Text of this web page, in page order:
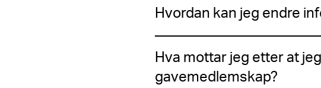
Hvordan kan jeg endre
Hva mottar jeg etter at
gavemedlemskap?